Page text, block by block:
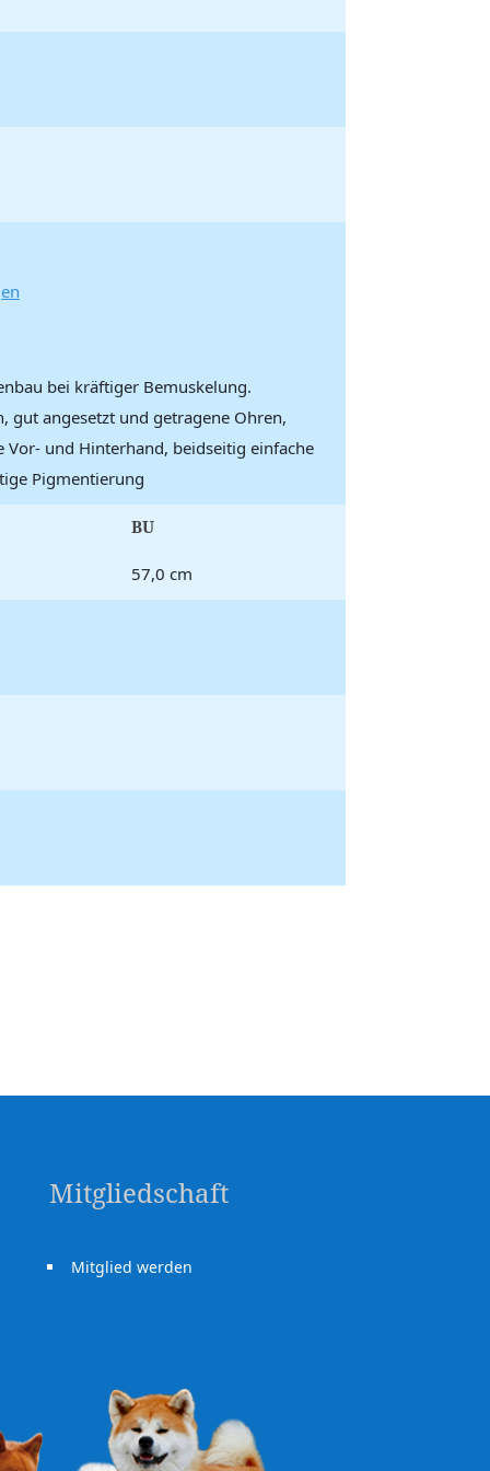
bei kräftiger Bemuskelung.
gut angesetzt und getragene Ohren,
und Hinterhand, beidseitig einfache
Pigmentierung
BU
57,0 cm
Mitgliedschaft
Mitglied werden